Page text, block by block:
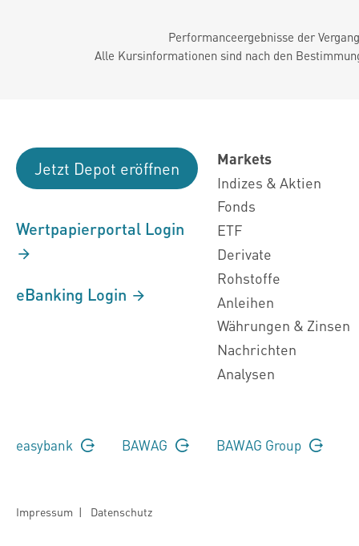
Performanceergebnisse der
Alle Kursinformationen sind nach den
Jetzt Depot eröffnen
Wertpapierportal Login
eBanking Login
Markets
Indizes & Aktien
Fonds
ETF
Derivate
Rohstoffe
Anleihen
Währungen & Zinsen
Nachrichten
Analysen
easybank BAWAG BAWAG Group
Impressum | Datenschutz